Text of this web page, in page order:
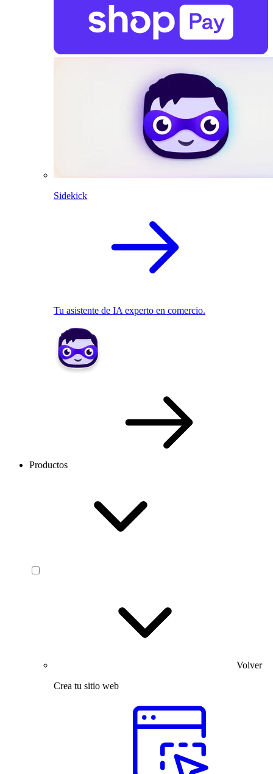
Sidekick
Tu asistente de IA experto en comercio.
Productos
Volver
Crea tu sitio web